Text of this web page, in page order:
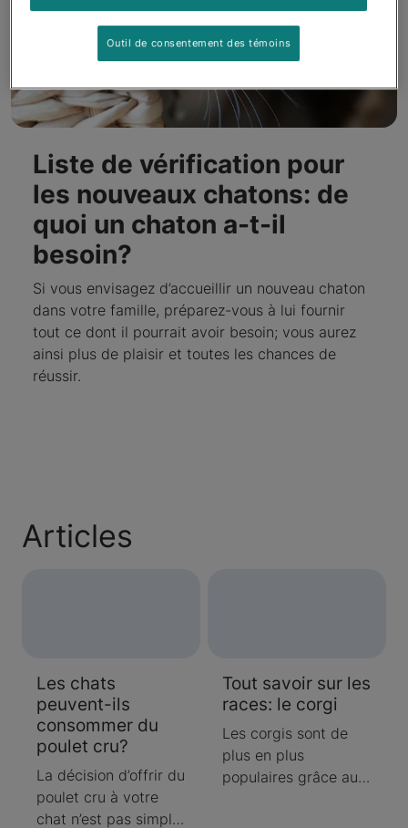
Liste de vérification pour
les nouveaux chatons: de
quoi un chaton a-t-il
besoin?
Si vous envisagez d’accueillir un nouveau chaton
dans votre famille, préparez-vous à lui fournir
tout ce dont il pourrait avoir besoin; vous aurez
ainsi plus de plaisir et toutes les chances de
réussir.
Articles
Les chats
peuvent-ils
consommer du
poulet cru?
La décision d’offrir du
poulet cru à votre
chat n’est pas simple.
Tout savoir sur les
races: le corgi
Les corgis sont de
plus en plus
populaires grâce au
Outil de consentement des témoins